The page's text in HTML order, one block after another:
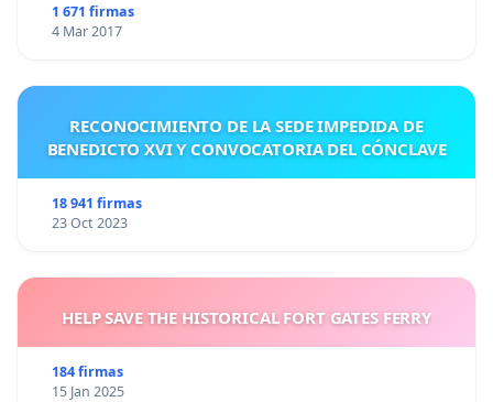
1 671 firmas
4 Mar 2017
RECONOCIMIENTO DE LA SEDE IMPEDIDA DE
BENEDICTO XVI Y CONVOCATORIA DEL CÓNCLAVE
18 941 firmas
23 Oct 2023
HELP SAVE THE HISTORICAL FORT GATES FERRY
184 firmas
15 Jan 2025